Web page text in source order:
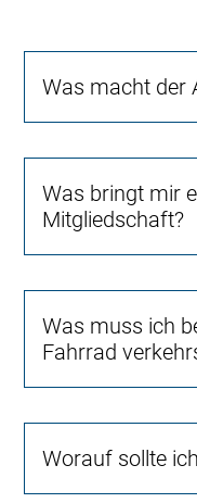
Was macht der
Was bringt mir
Mitgliedschaft?
Was muss ich
Fahrrad
Worauf sollte